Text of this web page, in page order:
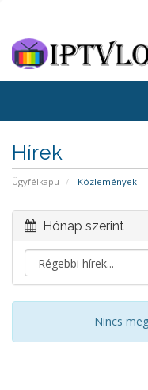
Hírek
Ügyfélkapu Közlemények
Hónap szerint
Nincs